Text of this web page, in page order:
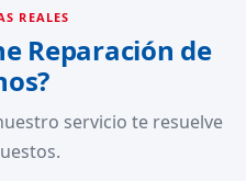
REALES
Reparación de
servicio te resuelve